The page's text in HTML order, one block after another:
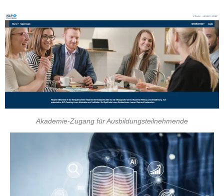
Akademie-Zugang für Ausbildungsteilnehmende